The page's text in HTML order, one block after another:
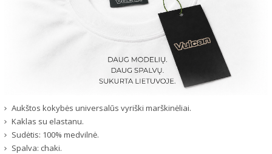
Aukštos kokybės universalūs vyriški marškinėliai.
Kaklas su elastanu.
Sudėtis: 100% medvilnė.
Spalva: chaki.